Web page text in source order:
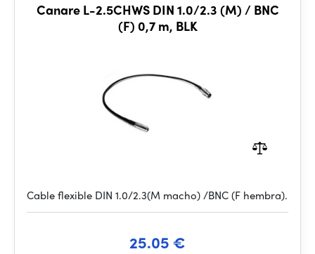
Canare L-2.5CHWS DIN 1.0/2.3 (M) / BNC
(F) 0,7 m, BLK
Cable flexible DIN 1.0/2.3(M macho) /BNC (F hembra).
25.05 €